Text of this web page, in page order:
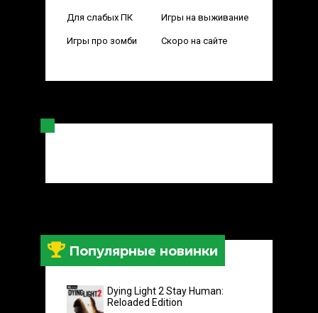
Для слабых ПК Игры на выживание
Игры про зомби Скоро на сайте
Популярные новинки
Dying Light 2 Stay Human:
Reloaded Edition